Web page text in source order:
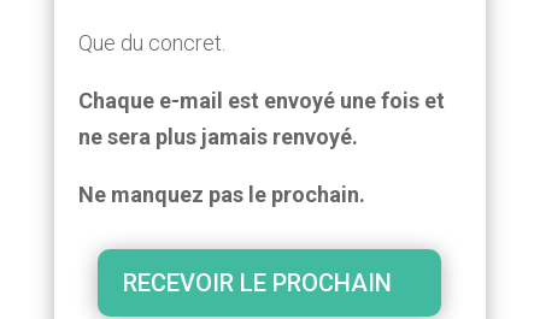
Que du concret.
Chaque e-mail est envoyé une fois et
ne sera plus jamais renvoyé.
Ne manquez pas le prochain.
RECEVOIR LE PROCHAIN